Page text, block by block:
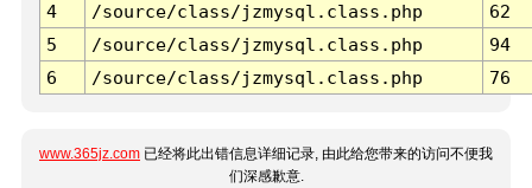
4
/source/class/jzmysql.class.php
62
5
/source/class/jzmysql.class.php
94
6
/source/class/jzmysql.class.php 76
www.365jz.com 已经将此出错信息详细记录, 由此给您带来的访问不便我
们深感歉意.